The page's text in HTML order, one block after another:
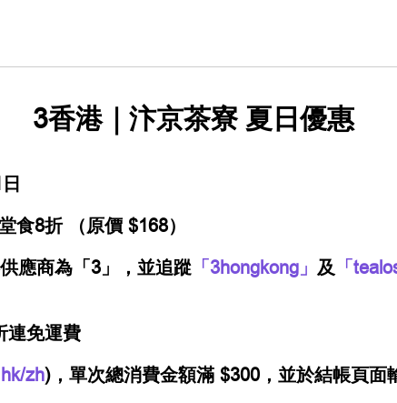
3香港｜汴京茶寮 夏日優惠
食8折 （原價 $168）
應商為「3」，並追蹤 「3hongkong」 及 「
連免運費
zh)，單次總消費金額滿 $300，並於結帳頁